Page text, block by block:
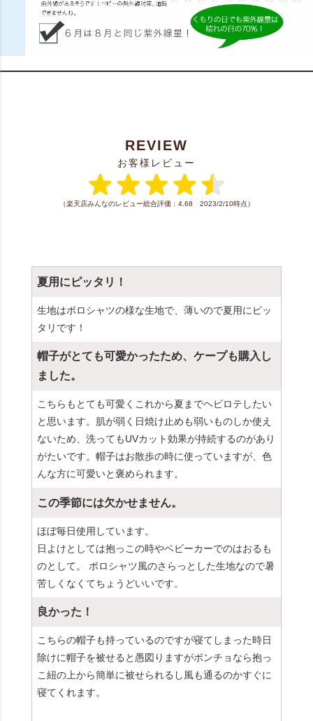
REVIEW
お客様レビュー
（楽天店みんなのレビュー総合評価：4.68 2023/2/10時点）
夏用にピッタリ！
生地はポロシャツの様な生地で、薄いので夏用にピッ
タリです！
帽子がとても可愛かったため、ケープも購入し
ました。
こちらもとても可愛くこれから夏までヘビロテしたい
と思います。肌が弱く日焼け止めも弱いものしか使え
ないため、洗ってもUVカット効果が持続するのがあり
がたいです。帽子はお散歩の時に使っていますが、色
んな方に可愛いと褒められます。
この季節には欠かせません。
ほぼ毎日使用しています。
日よけとしては抱っこの時やベビーカーでのはおるも
のとして。 ポロシャツ風のさらっとした生地なので暑
苦しくなくてちょうどいいです。
良かった！
こちらの帽子も持っているのですが寝てしまった時日
除けに帽子を被せると愚図りますがポンチョなら抱っ
こ紐の上から簡単に被せられるし風も通るのかすぐに
寝てくれます。